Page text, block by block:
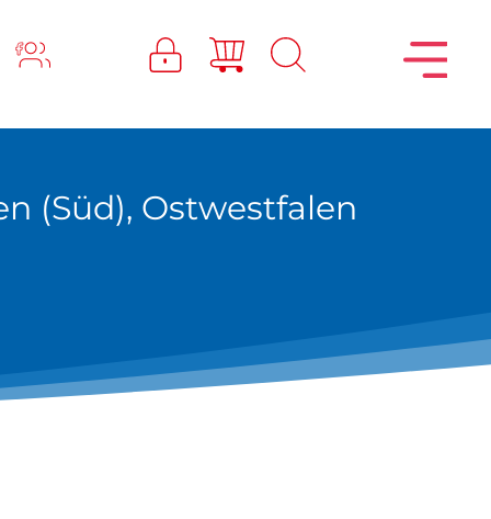
(Süd), Ostwestfalen